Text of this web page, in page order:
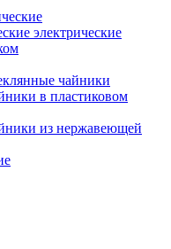
электрические
чайники
в пластиковом
из нержавеющей